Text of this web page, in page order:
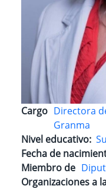
Cargo Directora
Granma
Nivel educativo
Fecha de
Miembro de
Organizaciones a